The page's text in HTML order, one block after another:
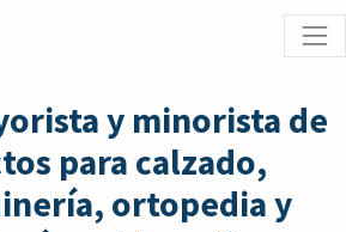
y minorista de
para calzado,
ortopedia y